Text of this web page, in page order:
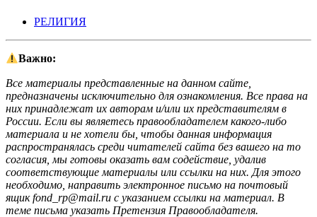
РЕЛИГИЯ
Важно:
Все материалы представленные на данном сайте,
предназначены исключительно для ознакомления. Все права на
них принадлежат их авторам и/или их представителям в
России. Если вы являетесь правообладателем какого-либо
материала и не хотели бы, чтобы данная информация
распространялась среди читателей сайта без вашего на то
согласия, мы готовы оказать вам содействие, удалив
соответствующие материалы или ссылки на них. Для этого
необходимо, направить электронное письмо на почтовый
ящик fond_rp@mail.ru с указанием ссылки на материал. В
теме письма указать Претензия Правообладателя.